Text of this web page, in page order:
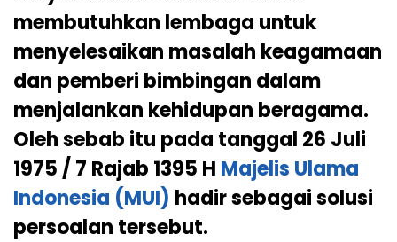
membutuhkan lembaga untuk
menyelesaikan masalah keagamaan
dan pemberi bimbingan dalam
menjalankan kehidupan beragama.
Oleh sebab itu pada tanggal 26 Juli
1975 / 7 Rajab 1395 H Majelis Ulama
Indonesia (MUI) hadir sebagai solusi
persoalan tersebut.